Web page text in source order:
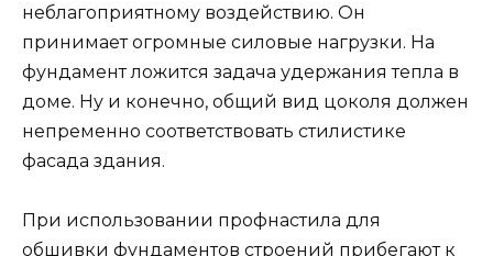
неблагоприятному воздействию. Он
принимает огромные силовые нагрузки. На
фундамент ложится задача удержания тепла в
доме. Ну и конечно, общий вид цоколя должен
непременно соответствовать стилистике
фасада здания.
При использовании профнастила для
обшивки фундаментов строений прибегают к